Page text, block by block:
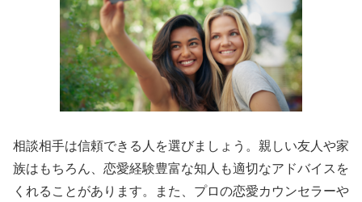
相談相手は信頼できる人を選びましょう。親しい友人や家
族はもちろん、恋愛経験豊富な知人も適切なアドバイスを
くれることがあります。また、プロの恋愛カウンセラーや